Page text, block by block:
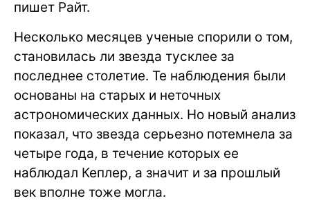
пишет Райт.
Несколько месяцев ученые спорили о том,
становилась ли звезда тусклее за
последнее столетие. Те наблюдения были
основаны на старых и неточных
астрономических данных. Но новый анализ
показал, что звезда серьезно потемнела за
четыре года, в течение которых ее
наблюдал Кеплер, а значит и за прошлый
век вполне тоже могла.